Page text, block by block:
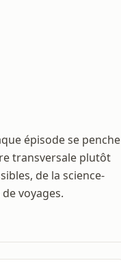
épisode se penche
transversale plutôt
de la science-
voyages.